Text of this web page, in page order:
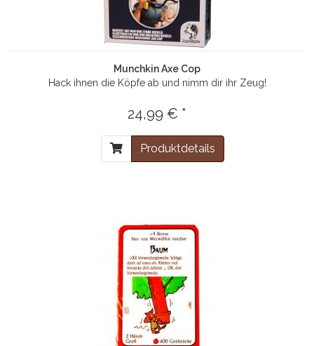
Munchkin Axe Cop
Hack ihnen die Köpfe ab und nimm dir ihr Zeug!
24,99 € *
Produktdetails